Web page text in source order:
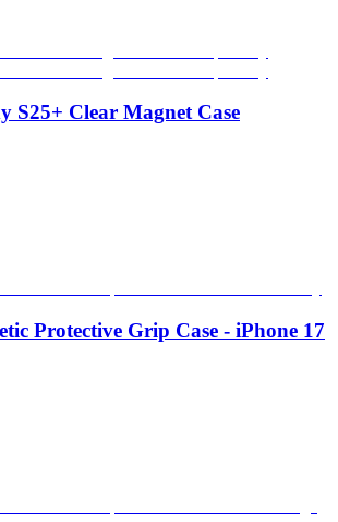
S25+ Clear Magnet Case
Protective Grip Case - iPhone 17